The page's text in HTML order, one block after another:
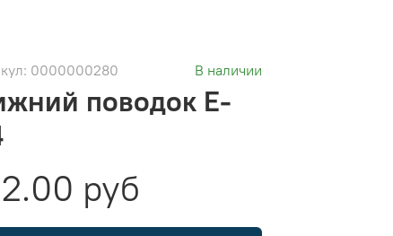
0000000280 В наличии
поводок E-
руб